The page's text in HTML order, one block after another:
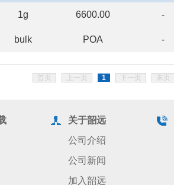
1g 6600.00 -
bulk POA -
首页 上一页 1 下一页 末页
关于韶远
公司介绍
公司新闻
加入韶远